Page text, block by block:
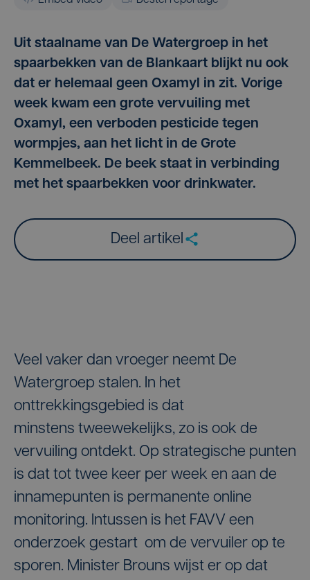
Uit staalname van De Watergroep in het
spaarbekken van de Blankaart blijkt nu ook
dat er helemaal geen Oxamyl in zit. Vorige
week kwam een grote vervuiling met
Oxamyl, een verboden pesticide tegen
wormpjes, aan het licht in de Grote
Kemmelbeek. De beek staat in verbinding
met het spaarbekken voor drinkwater.
Deel artikel
Veel vaker dan vroeger neemt De
Watergroep stalen. In het
onttrekkingsgebied is dat
minstens tweewekelijks, zo is ook de
vervuiling ontdekt. Op strategische punten
is dat tot twee keer per week en aan de
innamepunten is permanente online
monitoring. Intussen is het FAVV een
onderzoek gestart om de vervuiler op te
sporen. Minister Brouns wijst er op dat